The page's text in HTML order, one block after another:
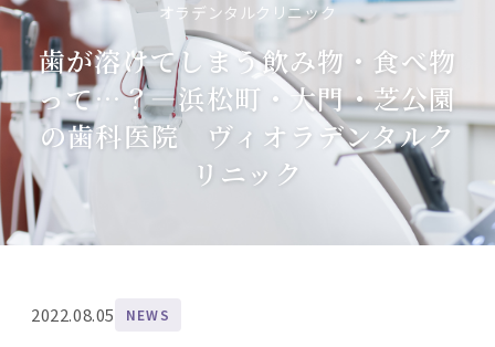
オラデンタルクリニック
歯が溶けてしまう飲み物・食べ物
って…？―浜松町・大門・芝公園
の歯科医院 ヴィオラデンタルク
リニック
2022.08.05 NEWS